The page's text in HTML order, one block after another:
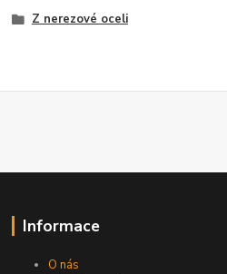
Z nerezové oceli
Informace
O nás